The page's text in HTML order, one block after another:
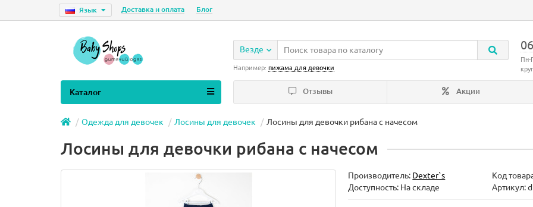
Язык Доставка и оплата Блог
Пн-
Везде
Например: пижама для девочки
Отзывы Акции
Каталог
Одежда для девочек Лосины для девочек Лосины для девочки рибана с начесом
Лосины для девочки рибана с начесом
Производитель: Dexter`s Код
Доступность: На складе
Артикул: